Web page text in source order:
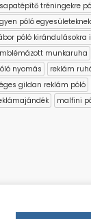
tréningekre
póló egyesületeknek
póló kirándulásokra
munkaruha
nyomás
reklám
gildan reklám póló
malfini